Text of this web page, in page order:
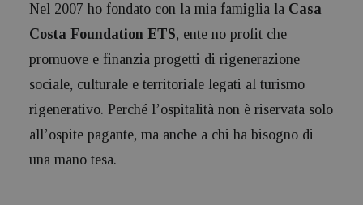
Nel 2007 ho fondato con la mia famiglia la Casa
Costa Foundation ETS, ente no profit che
promuove e finanzia progetti di rigenerazione
sociale, culturale e territoriale legati al turismo
rigenerativo. Perché l’ospitalità non è riservata solo
all’ospite pagante, ma anche a chi ha bisogno di
una mano tesa.